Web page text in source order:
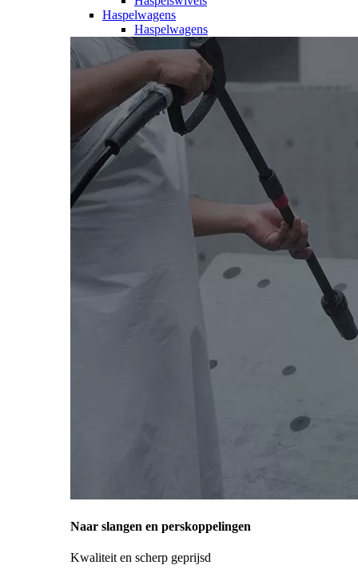
Haspelwagens
Haspelwagens
Naar slangen en perskoppelingen
Kwaliteit en scherp geprijsd